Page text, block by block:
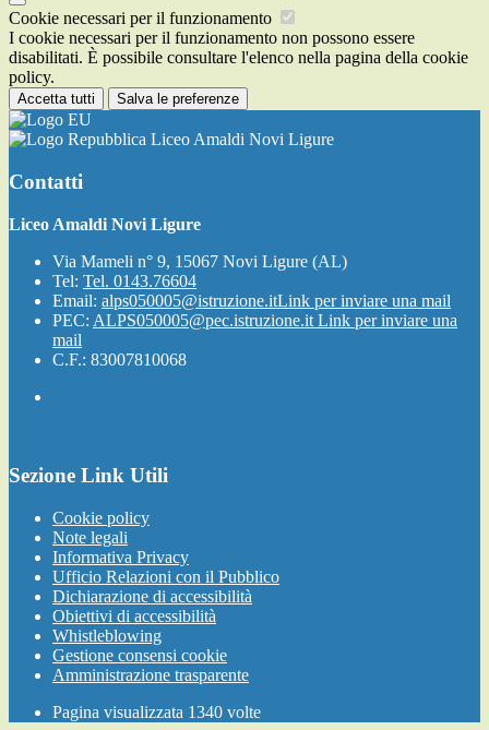
Cookie necessari per il funzionamento
I cookie necessari per il funzionamento non possono essere
disabilitati. È possibile consultare l'elenco nella pagina della cookie
policy.
Accetta tutti Salva le preferenze
Liceo Amaldi Novi Ligure
Contatti
Liceo Amaldi Novi Ligure
Via Mameli n° 9, 15067 Novi Ligure (AL)
Tel: Tel. 0143.76604
Email: alps050005@istruzione.itLink per inviare una mail
PEC: ALPS050005@pec.istruzione.it Link per inviare una
mail
C.F.: 83007810068
Sezione Link Utili
Cookie policy
Note legali
Informativa Privacy
Ufficio Relazioni con il Pubblico
Dichiarazione di accessibilità
Obiettivi di accessibilità
Whistleblowing
Gestione consensi cookie
Amministrazione trasparente
Pagina visualizzata 1340 volte